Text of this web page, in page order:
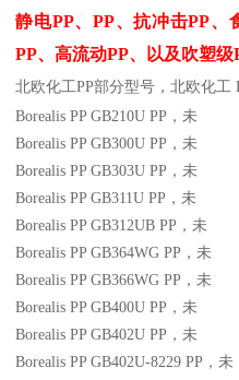
静电PP、PP、抗冲击PP、
PP、高流动PP、以及吹塑级
北欧化工PP部分型号，北欧化工
Borealis PP GB210U PP ，未
Borealis PP GB300U PP ，未
Borealis PP GB303U PP ，未
Borealis PP GB311U PP ，未
Borealis PP GB312UB PP ，未
Borealis PP GB364WG PP ，未
Borealis PP GB366WG PP ，未
Borealis PP GB400U PP ，未
Borealis PP GB402U PP ，未
Borealis PP GB402U-8229 PP ，未